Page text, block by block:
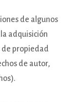
de algunos
adquisición
de propiedad
de autor,